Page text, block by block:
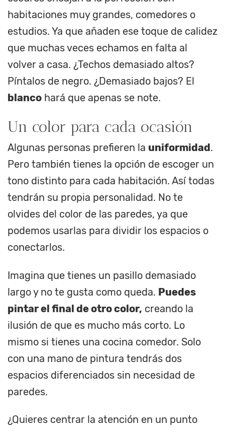
habitaciones muy grandes, comedores o
estudios. Ya que añaden ese toque de calidez
que muchas veces echamos en falta al
volver a casa. ¿Techos demasiado altos?
Píntalos de negro. ¿Demasiado bajos? El
blanco hará que apenas se note.
Un color para cada ocasión
Algunas personas prefieren la uniformidad .
Pero también tienes la opción de escoger un
tono distinto para cada habitación. Así todas
tendrán su propia personalidad. No te
olvides del color de las paredes, ya que
podemos usarlas para dividir los espacios o
conectarlos.
Imagina que tienes un pasillo demasiado
largo y no te gusta como queda. Puedes
pintar el final de otro color, creando la
ilusión de que es mucho más corto. Lo
mismo si tienes una cocina comedor. Solo
con una mano de pintura tendrás dos
espacios diferenciados sin necesidad de
paredes.
¿Quieres centrar la atención en un punto